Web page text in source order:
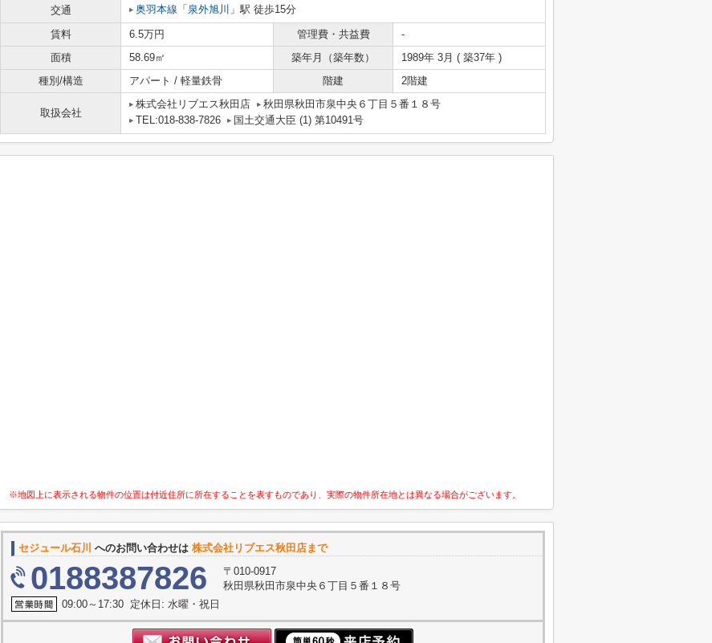
交通
奥羽本線 「 泉外旭川 」駅 徒歩15分
賃料 6.5万円 管理費・共益費
-
面積
58.69㎡ 築年月（築年数）
1989年 3月 ( 築37年 )
種別/構造
アパート / 軽量鉄骨 階建 2階建
取扱会社
株式会社リブエス秋田店
秋田県秋田市泉中央６丁目５番１８号
TEL:018-838-7826
国土交通大臣 (1) 第10491号
※地図上に表示される物件の位置は付近住所に所在することを表すものであり、実際の物件所在地とは異なる場合がございます。
セジュール石川 へのお問い合わせは 株式会社リブエス秋田店まで
0188387826
〒010-0917
秋田県秋田市泉中央６丁目５番１８号
09:00～17:30 定休日: 水曜・祝日